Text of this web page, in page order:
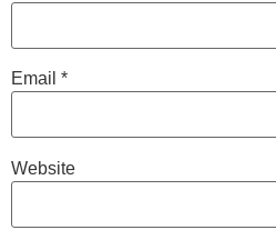
Email *
Website